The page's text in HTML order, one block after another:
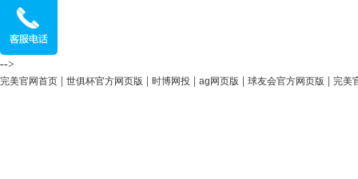
-->
完美官网首页 世俱杯官方网页版 时博网投 ag网页版 球友会官方网页版 完美